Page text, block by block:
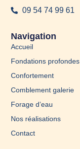
Navigation
Accueil
Fondations profondes
Confortement
Comblement galerie
Forage d’eau
Nos réalisations
Contact
09 54 74 99 61